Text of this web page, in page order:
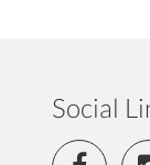
Social